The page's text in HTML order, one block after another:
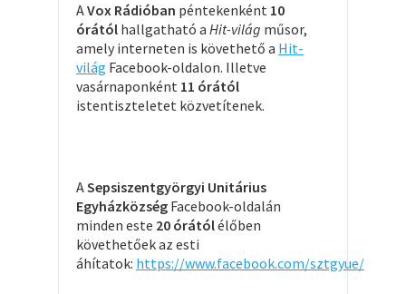
AVox Rádióban péntekenként 10
órától hallgatható a Hit-világ műsor,
amely interneten is követhető a Hit-
világ Facebook-oldalon. Illetve
vasárnaponként 11 órától
istentiszteletet közvetítenek.
ASepsiszentgyörgyi Unitárius
Egyházközség Facebook-oldalán
minden este 20 órátólélőben
követhetőek az esti
áhítatok: https://www.facebook.com/sztgyue/